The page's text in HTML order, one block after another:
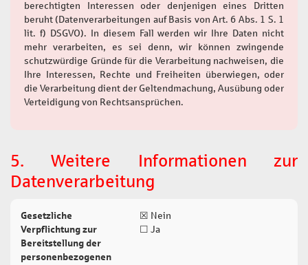
berechtigten Interessen oder denjenigen eines Dritten
beruht (Datenverarbeitungen auf Basis von Art. 6 Abs. 1 S. 1
lit. f) DSGVO). In diesem Fall werden wir Ihre Daten nicht
mehr verarbeiten, es sei denn, wir können zwingende
schutzwürdige Gründe für die Verarbeitung nachweisen, die
Ihre Interessen, Rechte und Freiheiten überwiegen, oder
die Verarbeitung dient der Geltendmachung, Ausübung oder
Verteidigung von Rechtsansprüchen.
5. Weitere Informationen zur
Datenverarbeitung
Gesetzliche
Verpflichtung zur
Bereitstellung der
personenbezogenen
☒ Nein
☐ Ja